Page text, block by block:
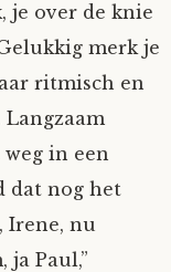
je over de knie
merk je
ritmisch en
in een
dat nog het
Irene, nu
ja Paul,”